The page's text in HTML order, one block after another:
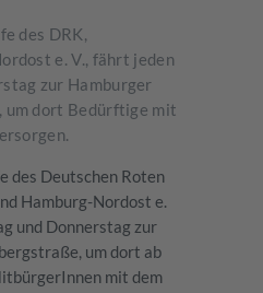
des DRK,
e. V., fährt jeden
zur Hamburger
um dort Bedürftige mit
des Deutschen Roten
Hamburg-Nordost e.
und Donnerstag zur
um dort ab
mit dem